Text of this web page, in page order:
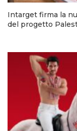
Intarget firma la
del progetto